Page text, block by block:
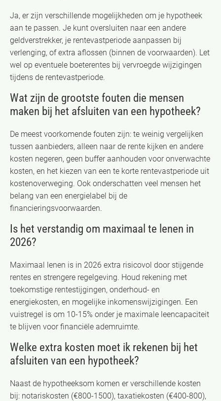
Ja, er zijn verschillende mogelijkheden om je hypotheek
aan te passen. Je kunt oversluiten naar een andere
geldverstrekker, je rentevastperiode aanpassen bij
verlenging, of extra aflossen (binnen de voorwaarden). Let
wel op eventuele boeterentes bij vervroegde wijzigingen
tijdens de rentevastperiode.
Wat zijn de grootste fouten die mensen
maken bij het afsluiten van een hypotheek?
De meest voorkomende fouten zijn: te weinig vergelijken
tussen aanbieders, alleen naar de rente kijken en andere
kosten negeren, geen buffer aanhouden voor onverwachte
kosten, en het kiezen van een te korte rentevastperiode uit
kostenoverweging. Ook onderschatten veel mensen het
belang van een energielabel bij de
financieringsvoorwaarden.
Is het verstandig om maximaal te lenen in
2026?
Maximaal lenen is in 2026 extra risicovol door stijgende
rentes en strengere regelgeving. Houd rekening met
toekomstige rentestijgingen, onderhoud- en
energiekosten, en mogelijke inkomenswijzigingen. Een
vuistregel is om 10-15% onder je maximale leencapaciteit
te blijven voor financiële ademruimte.
Welke extra kosten moet ik rekenen bij het
afsluiten van een hypotheek?
Naast de hypotheeksom komen er verschillende kosten
bij: notariskosten (€800-1500), taxatiekosten (€400-800),